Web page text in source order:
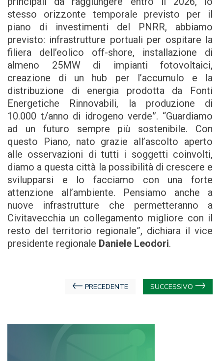
stesso orizzonte temporale previsto per il
piano di investimenti del PNRR, abbiamo
previsto: infrastrutture portuali per ospitare la
filiera dell’eolico off-shore, installazione di
almeno 25MW di impianti fotovoltaici,
creazione di un hub per l’accumulo e la
distribuzione di energia prodotta da Fonti
Energetiche Rinnovabili, la produzione di
10.000 t/anno di idrogeno verde”. “Guardiamo
ad un futuro sempre più sostenibile. Con
questo Piano, nato grazie all’ascolto aperto
alle osservazioni di tutti i soggetti coinvolti,
diamo a questa città la possibilità di crescere e
svilupparsi e lo facciamo con una forte
attenzione all’ambiente. Pensiamo anche a
nuove infrastrutture che permetteranno a
Civitavecchia un collegamento migliore con il
resto del territorio regionale”, dichiara il vice
presidente regionale Daniele Leodori.
Navigazione
PRECEDENTE SUCCESSIVO